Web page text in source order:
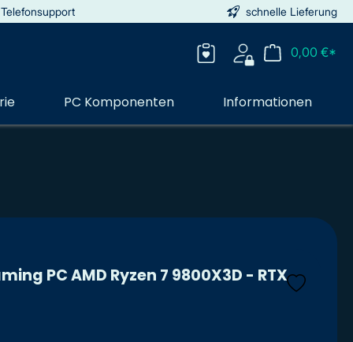
schnelle Lieferung
0,00 €*
PC Komponenten Informationen
PC AMD Ryzen 7 9800X3D - RTX